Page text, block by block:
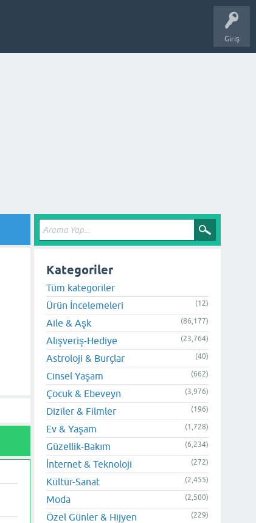
Giriş
Kategoriler
Tüm kategoriler
Ürün İncelemeleri
(12)
Aile & Aşk (86,177)
Alışveriş-Hediye (23,764)
Astroloji & Burçlar (40)
Cinsel Yaşam (662)
Çocuk & Ebeveyn (3,976)
Diziler & Filmler (196)
Ev & Yaşam (1,728)
Güzellik-Bakım (6,234)
İnternet & Teknoloji (272)
Kültür-Sanat (2,455)
Moda (2,500)
Özel Günler & Hijyen (229)